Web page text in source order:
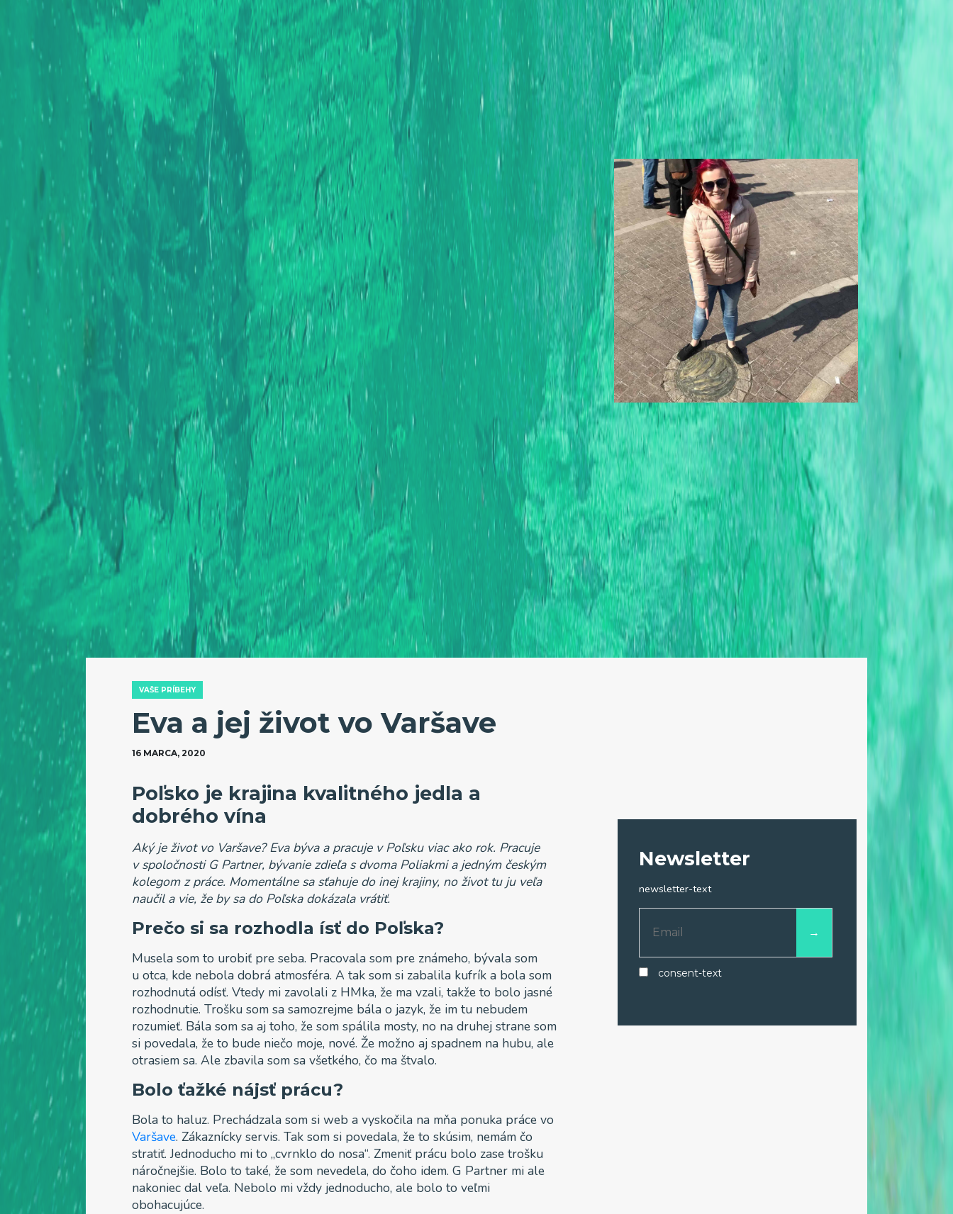
VAŠE PRÍBEHY
Eva a jej život vo Varšave
16 MARCA, 2020
Poľsko je krajina kvalitného jedla a
dobrého vína
Aký je život vo Varšave? Eva býva a pracuje v Poľsku viac ako rok. Pracuje
v spoločnosti G Partner, bývanie zdieľa s dvoma Poliakmi a jedným českým
kolegom z práce. Momentálne sa sťahuje do inej krajiny, no život tu ju veľa
naučil a vie, že by sa do Poľska dokázala vrátiť.
Prečo si sa rozhodla ísť do Poľska?
Musela som to urobiť pre seba. Pracovala som pre známeho, bývala som
u otca, kde nebola dobrá atmosféra. A tak som si zabalila kufrík a bola som
rozhodnutá odísť. Vtedy mi zavolali z HMka, že ma vzali, takže to bolo jasné
rozhodnutie. Trošku som sa samozrejme bála o jazyk, že im tu nebudem
rozumieť. Bála som sa aj toho, že som spálila mosty, no na druhej strane som
si povedala, že to bude niečo moje, nové. Že možno aj spadnem na hubu, ale
otrasiem sa. Ale zbavila som sa všetkého, čo ma štvalo.
Bolo ťažké nájsť prácu?
Bola to haluz. Prechádzala som si web a vyskočila na mňa ponuka práce vo
Varšave. Zákaznícky servis. Tak som si povedala, že to skúsim, nemám čo
stratiť. Jednoducho mi to „cvrnklo do nosa“. Zmeniť prácu bolo zase trošku
náročnejšie. Bolo to také, že som nevedela, do čoho idem. G Partner mi ale
nakoniec dal veľa. Nebolo mi vždy jednoducho, ale bolo to veľmi
obohacujúce.
Newsletter
newsletter-text
consent-text